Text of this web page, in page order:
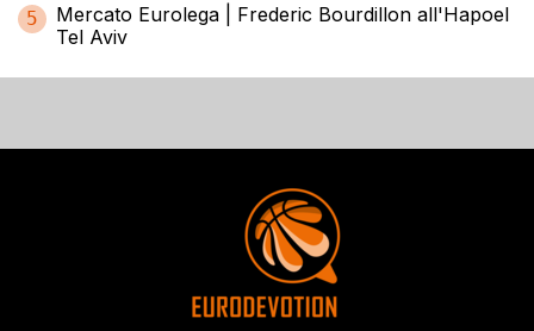
5
Mercato Eurolega | Frederic Bourdillon all'Hapoel
Tel Aviv